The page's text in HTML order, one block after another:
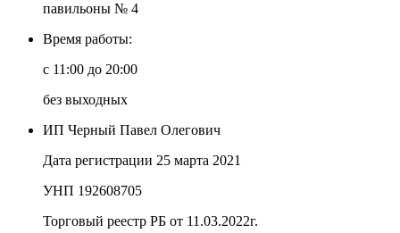
павильоны № 4
Время работы:
c 11:00 до 20:00
без выходных
ИП Черный Павел Олегович
Дата регистрации 25 марта 2021
УНП 192608705
Торговый реестр РБ от 11.03.2022г.